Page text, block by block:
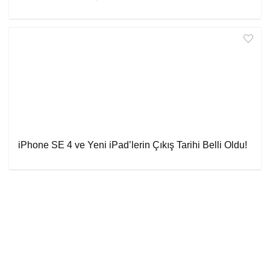
iPhone SE 4 ve Yeni iPad’lerin Çıkış Tarihi Belli Oldu!